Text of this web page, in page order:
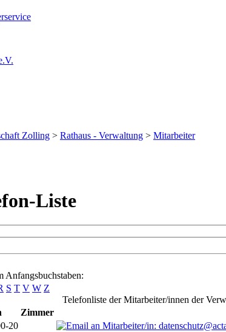
Zolling > Rathaus - Verwaltung > Mitarbeiter
Liste
Anfangsbuchstaben:
S T V W Z
Telefonliste der Mitarbeiter/innen der
Zimmer
20